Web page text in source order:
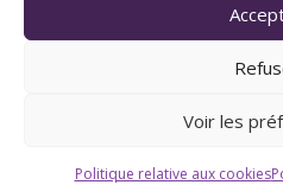
Voir les
Politique relative aux cookies